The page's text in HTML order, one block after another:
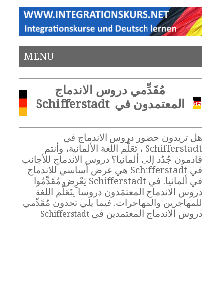
MENU
مُقَدِّمي دروس الاندماج
المعتمدون في Schifferstadt
هل تريدون حضور دروس الاندماج في
Schifferstadt ، تَعَلُّم اللغة الألمانية، وأنتم
قادمون جُدُد إلى ألمانيا؟ دروس الاندماج للأجانب
في Schifferstadt هي عرض أساسي للاندماج
في ألمانيا. في Schifferstadt يَعْرِض مُقَدِّمُوا
دروس الاندماج المعتمَدون دروسا لِتَعَلُّم اللغة
للمهاجرين والمهاجرات. فيما يلي تجدون مُقَدِّمي
دروس الاندماج المعتمدين في Schifferstadt